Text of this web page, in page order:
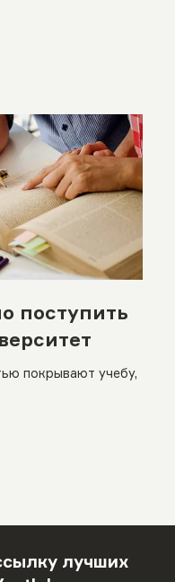
поступить
покрывают учебу,
лучших